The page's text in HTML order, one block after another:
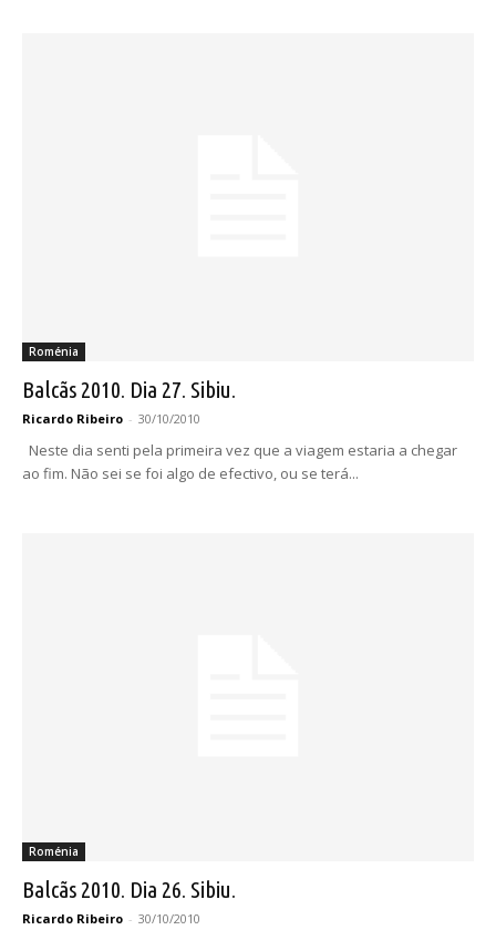
Roménia
Balcãs 2010. Dia 27. Sibiu.
Ricardo Ribeiro - 30/10/2010
Neste dia senti pela primeira vez que a viagem estaria a chegar
ao fim. Não sei se foi algo de efectivo, ou se terá...
Roménia
Balcãs 2010. Dia 26. Sibiu.
Ricardo Ribeiro - 30/10/2010